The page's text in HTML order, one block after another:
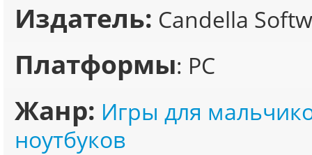
Издатель: Candella
Платформы: PC
Жанр: Игры для
ноутбуков